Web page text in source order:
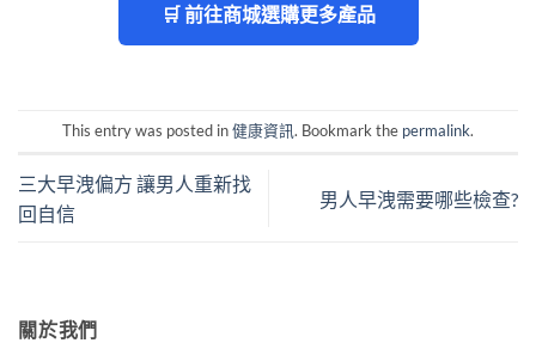
🛒 前往商城選購更多產品
This entry was posted in健康資訊. Bookmark the permalink.
三大早洩偏方 讓男人重新找
回自信
男人早洩需要哪些檢查?
關於我們